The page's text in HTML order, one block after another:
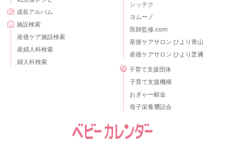
成長アルバム
施設検索
産後ケア施設検索
産婦人科検索
婦人科検索
シッテク
ヨムーノ
医師監修.com
産後ケアサロン ひより青山
産後ケアサロン ひより芝浦
子育て支援団体
子育て支援機構
おぎゃー献金
母子栄養懇話会